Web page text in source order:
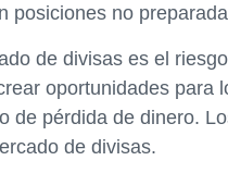
posiciones no
de divisas es el
oportunidades para
de pérdida de dinero.
de divisas.